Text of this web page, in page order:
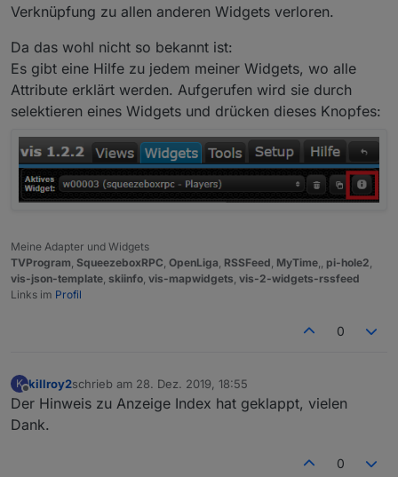
Verknüpfung zu allen anderen Widgets verloren.
Da das wohl nicht so bekannt ist:
Es gibt eine Hilfe zu jedem meiner Widgets, wo alle
Attribute erklärt werden. Aufgerufen wird sie durch
selektieren eines Widgets und drücken dieses Knopfes:
Meine Adapter und Widgets
TVProgram, SqueezeboxRPC, OpenLiga, RSSFeed, MyTime,, pi-hole2,
vis-json-template, skiinfo, vis-mapwidgets, vis-2-widgets-rssfeed
Links im Profil
0
K
Offline
killroy2schrieb am 28. Dez. 2019, 18:55
zuletzt editiert von
Der Hinweis zu Anzeige Index hat geklappt, vielen
Dank.
0